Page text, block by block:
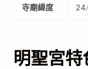
寺廟緯度
明聖宮特